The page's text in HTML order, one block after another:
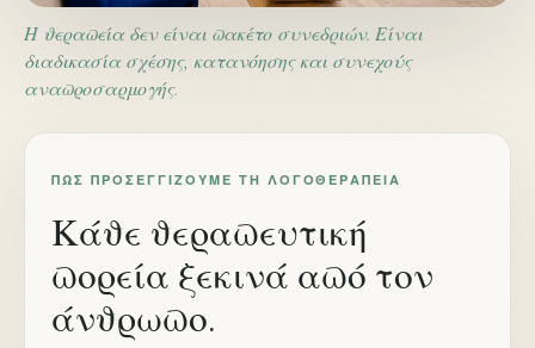
Η θεραπεία δεν είναι πακέτο συνεδριών. Είναι
διαδικασία σχέσης, κατανόησης και συνεχούς
αναπροσαρμογής.
ΠΏΣ ΠΡΟΣΕΓΓΊΖΟΥΜΕ ΤΗ ΛΟΓΟΘΕΡΑΠΕΊΑ
Κάθε θεραπευτική
πορεία ξεκινά από τον
άνθρωπο.